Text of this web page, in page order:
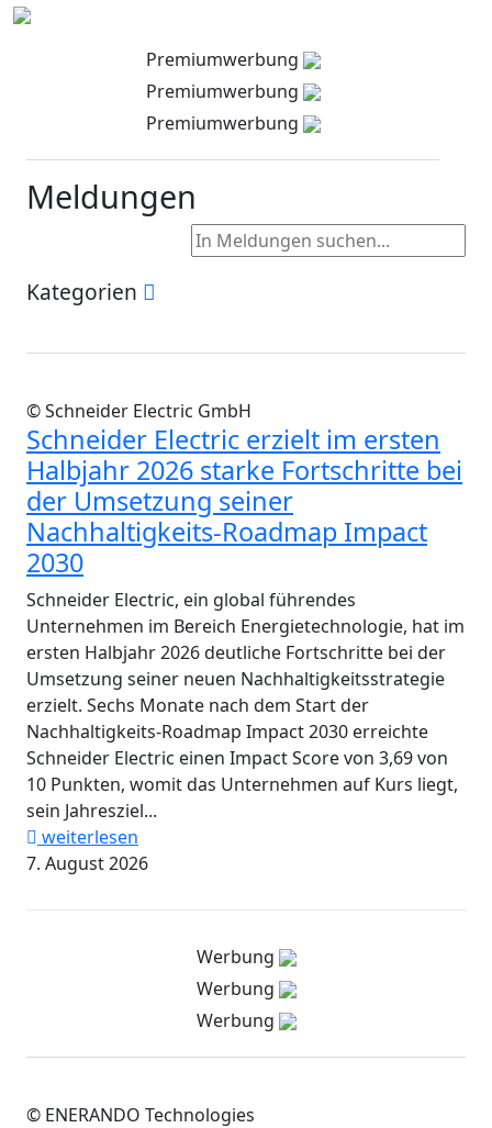
Premiumwerbung
Premiumwerbung
Premiumwerbung
Meldungen
Kategorien
© Schneider Electric GmbH
Schneider Electric erzielt im ersten
Halbjahr 2026 starke Fortschritte bei
der Umsetzung seiner
Nachhaltigkeits-Roadmap Impact
2030
Schneider Electric, ein global führendes
Unternehmen im Bereich Energietechnologie, hat im
ersten Halbjahr 2026 deutliche Fortschritte bei der
Umsetzung seiner neuen Nachhaltigkeitsstrategie
erzielt. Sechs Monate nach dem Start der
Nachhaltigkeits-Roadmap Impact 2030 erreichte
Schneider Electric einen Impact Score von 3,69 von
10 Punkten, womit das Unternehmen auf Kurs liegt,
sein Jahresziel...
weiterlesen
7. August 2026
Werbung
Werbung
Werbung
© ENERANDO Technologies